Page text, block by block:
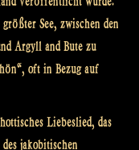
See, zwischen den
Argyll and Bute zu
oft in Bezug auf
Liebeslied, das
jakobitischen